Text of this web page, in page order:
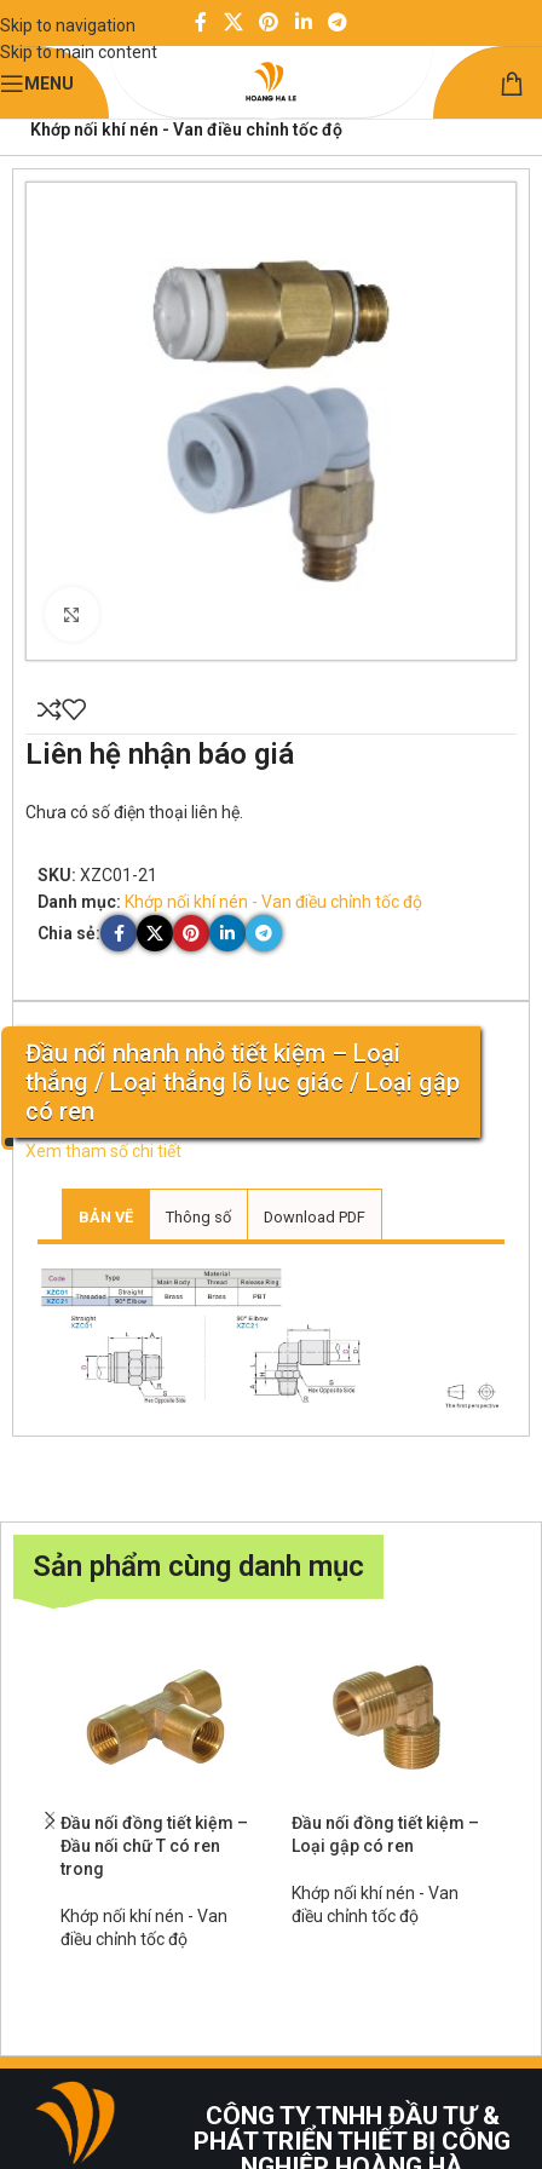
Skip to navigation
Skip to main content
MENU
Trang chủ
Khớp nối khí nén - Van điều chỉnh tốc độ
Đầu nối nhanh nhỏ tiết kiệm – Loại
thẳng / Loại thẳng lỗ lục giác / Loại gập
có ren
Xem tham số chi tiết
BẢN VẼ Thông số Download PDF
Liên hệ nhận báo giá
Chưa có số điện thoại liên hệ.
SKU: XZC01-21
Danh mục: Khớp nối khí nén - Van điều chỉnh tốc độ
Chia sẻ:
Sản phẩm cùng danh mục
Đầu nối đồng tiết kiệm –
Đầu nối chữ T có ren
trong
Khớp nối khí nén - Van
điều chỉnh tốc độ
Đầu nối đồng tiết kiệm –
Loại gập có ren
Khớp nối khí nén - Van
điều chỉnh tốc độ
CÔNG TY TNHH ĐẦU TƯ &
PHÁT TRIỂN THIẾT BỊ CÔNG